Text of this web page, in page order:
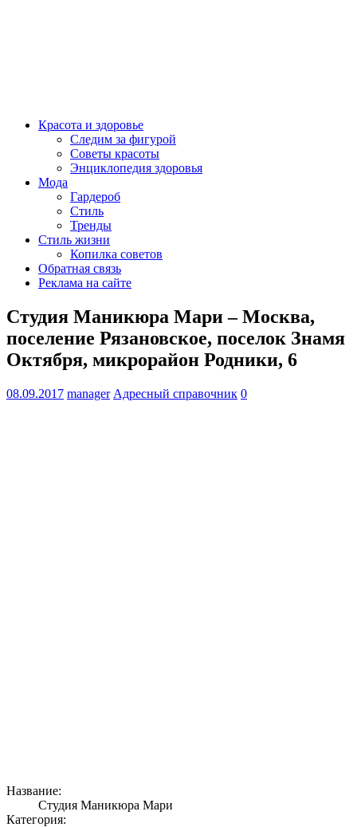
Красота и здоровье
Следим за фигурой
Советы красоты
Энциклопедия здоровья
Мода
Гардероб
Стиль
Тренды
Стиль жизни
Копилка советов
Обратная связь
Реклама на сайте
Студия Маникюра Мари – Москва,
поселение Рязановское, поселок Знамя
Октября, микрорайон Родники, 6
08.09.2017 manager Адресный справочник 0
Название:
Студия Маникюра Мари
Категория: